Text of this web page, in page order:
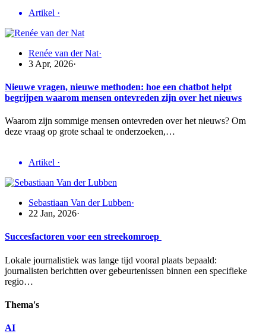
Artikel ·
Renée van der Nat·
3 Apr, 2026·
Nieuwe vragen, nieuwe methoden: hoe een chatbot helpt
begrijpen waarom mensen ontevreden zijn over het nieuws
Waarom zijn sommige mensen ontevreden over het nieuws? Om
deze vraag op grote schaal te onderzoeken,…
Artikel ·
Sebastiaan Van der Lubben·
22 Jan, 2026·
Succesfactoren voor een streekomroep
Lokale journalistiek was lange tijd vooral plaats bepaald:
journalisten berichtten over gebeurtenissen binnen een specifieke
regio…
Thema's
AI